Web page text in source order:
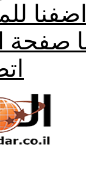
اضفنا
صفحة